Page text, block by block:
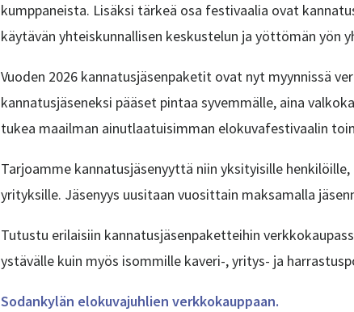
kumppaneista. Lisäksi tärkeä osa festivaalia ovat
käytävän yhteiskunnallisen keskustelun jayöttömän yön
Vuoden 2026 kannatusjäsenpaketit ovat nyt myynnissä
kannatusjäseneksi pääset pintaa syvemmälle, aina
tukea maailman ainutlaatuisimman elokuvafestivaalin
Tarjoamme kannatusjäsenyyttä niin yksityisille
yrityksille. Jäsenyys uusitaan vuosittain maksamalla
Tutustu erilaisiin kannatusjäsenpaketteihin
ystävälle kuin myös isommille kaveri-, yritys- ja
Sodankylän elokuvajuhlien verkkokauppaan.